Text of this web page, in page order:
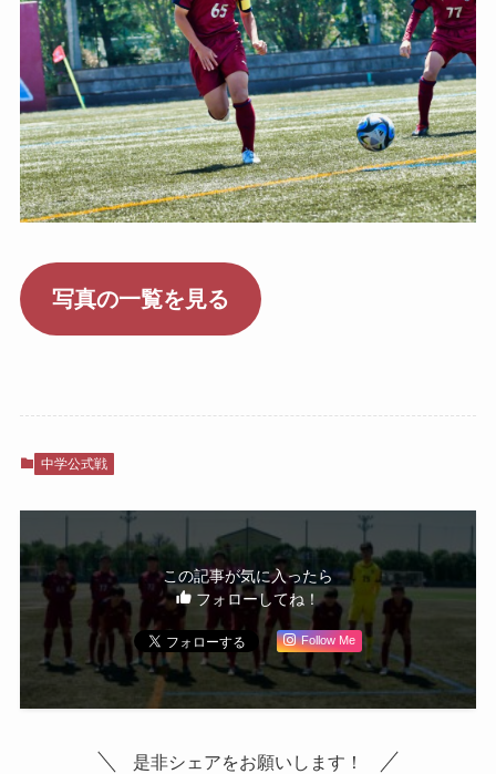
写真の一覧を見る
中学公式戦
この記事が気に入ったら
フォローしてね！
Follow Me
是非シェアをお願いします！